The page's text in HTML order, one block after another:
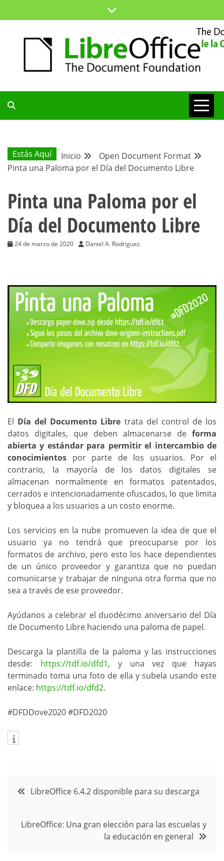
al
BLOG DE LA
COMUNIDAD
HISPANA
Estás Aquí Inicio
Open Document Format
Pinta una Paloma por el Día del Documento Libre
Pinta una Paloma por el
Día del Documento Libre
24 de marzo de 2020 Daniel A. Rodriguez
El Día del Documento Libre trata del control de los
datos digitales, que deben almacenarse de forma
abierta y estándar para permitir el intercambio de
conocimientos por parte de los usuarios. Por el
contrario, la mayoría de los datos digitales se
almacenan normalmente en formatos patentados,
cerrados e intencionadamente ofuscados, lo que limita
y bloquea a los usuarios a un costo enorme.
Los servicios en la nube promueven la idea de que el
usuario ya no tendrá que preocuparse por los
formatos de archivo, pero esto los hace dependientes
de un único proveedor y garantiza que no puedan
comunicarse y trabajar de ninguna otra forma que no
sea a través de ese proveedor.
Ayúdanos a celebrar el duodécimo aniversario del Día
de Documento Libre haciendo una paloma de papel.
Descarga la plantilla de la paloma y las instrucciones
desde: https://tdf.io/dfd1, y una vez que hayas
terminado toma una foto de ella y subela usando este
enlace: https://tdf.io/dfd2.
#DFDDove2020 #DFD2020
Navegación
entradas
LibreOffice 6.4.2 disponible para su descarga
LibreOffice: Una gran elección para las escuelas y
la educación en general